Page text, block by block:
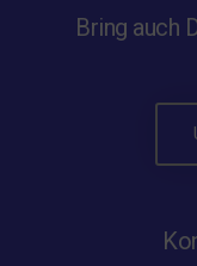
Bring auch